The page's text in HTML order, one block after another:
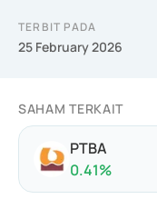
TERBIT PADA
25 February 2026
SAHAM TERKAIT
PTBA
0.41%